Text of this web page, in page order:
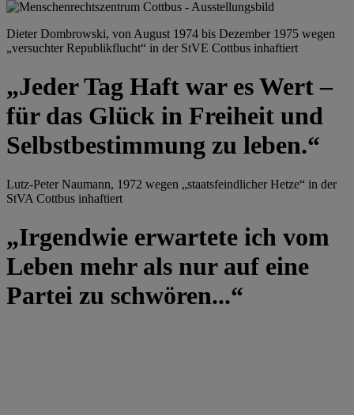
Dieter Dombrowski, von August 1974 bis Dezember 1975 wegen
„versuchter Republikflucht“ in der StVE Cottbus inhaftiert
„Jeder Tag Haft war es Wert –
für das Glück in Freiheit und
Selbstbestimmung zu leben.“
Lutz-Peter Naumann, 1972 wegen „staatsfeindlicher Hetze“ in der
StVA Cottbus inhaftiert
„Irgendwie erwartete ich vom
Leben mehr als nur auf eine
Partei zu schwören...“